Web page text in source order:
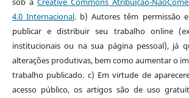
4.0 Internacional. b) Autores têm permissão
publicar e distribuir seu trabalho online
institucionais ou na sua página pessoal), já
alterações produtivas, bem como aumentar o
trabalho publicado. c) Em virtude de
acesso público, os artigos são de uso